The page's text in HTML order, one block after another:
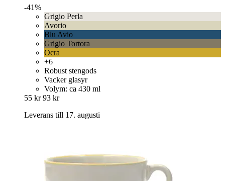
-41%
Grigio Perla
Avorio
Blu Avio
Grigio Tortora
Ocra
+6
Robust stengods
Vacker glasyr
Volym: ca 430 ml
55 kr 93 kr
Leverans till 17. augusti